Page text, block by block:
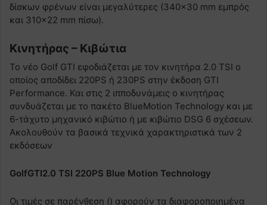
δίσκων φρένων είναι μεγαλύτερες (340×30 mm εμπρός
και 310×22 mm πίσω).
Κινητήρας – Κιβώτια
Το νέο Golf GTI εφοδιάζεται με τον κινητήρα 2.0 TSI ο
οποίος αποδίδει 220PS ή 230PS στην έκδοση GTI
Performance. Και στις 2 ιπποδυνάμεις ο κινητήρας
συνδυάζεται με το πακέτο BlueMotion Technology και με
6-τάχυτο μηχανικό κιβώτιο ή με κιβώτιο DSG 6 σχέσεων.
Ακολουθούν τα βασικά τεχνικά χαρακτηριστικά των 2
εκδόσεων
GolfGTI2.0 TSI 220PS Blue Motion Technology
Οι τιμές σε παρένθεση () αφορούν τα διαφοροποιημένα